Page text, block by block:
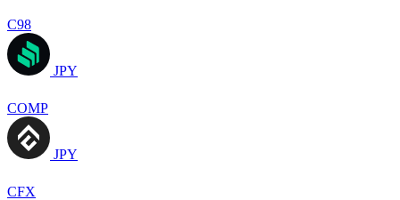
C98
JPY
COMP
JPY
CFX